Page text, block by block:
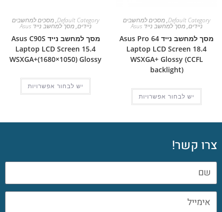
Default Category
,מסכים למחשבים
ניידים,מסך למחשב נייד Asus
מסך למחשב נייד Asus Pro 64
Laptop LCD Screen 18.4
WSXGA+ Glossy (CCFL
backlight)
יש לבחור אפשרויות
Default Category
,מסכים למחשבים
ניידים,מסך למחשב נייד Asus
מסך למחשב נייד Asus C90S
Laptop LCD Screen 15.4
WSXGA+(1680×1050) Glossy
יש לבחור אפשרויות
צרו קשר!